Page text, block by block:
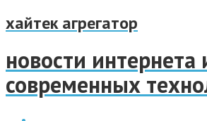
хайтек агрегатор
новости интернета
современных